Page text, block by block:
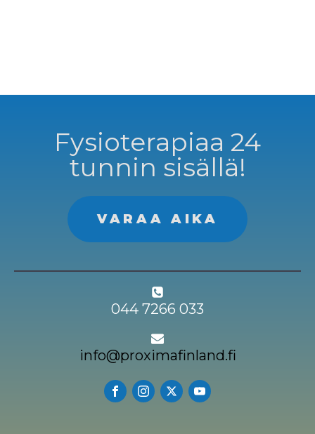
Fysioterapiaa 24
tunnin sisällä!
VARAA AIKA
044 7266 033
info@proximafinland.fi